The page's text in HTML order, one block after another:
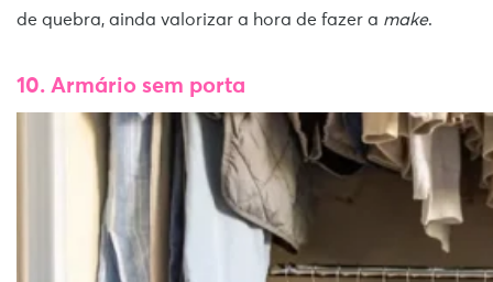
de quebra, ainda valorizar a hora de fazer a make.
10. Armário sem porta